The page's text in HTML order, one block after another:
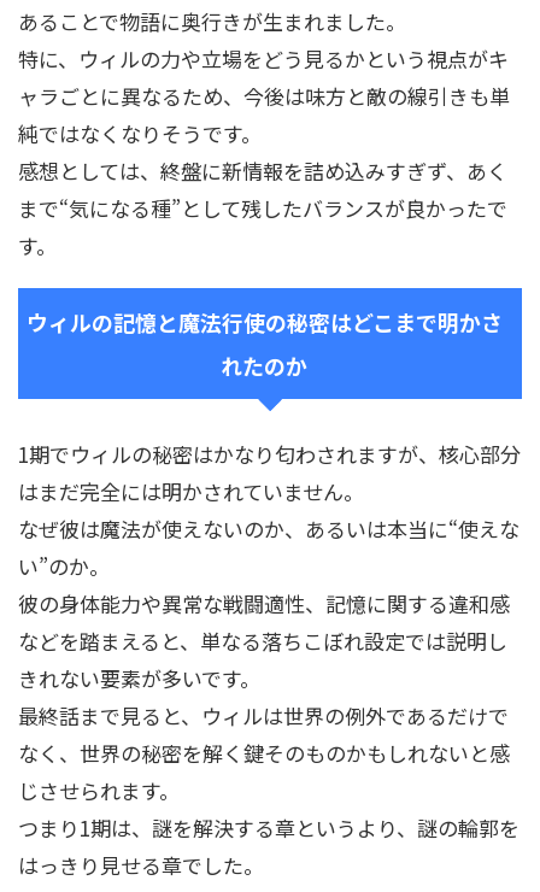
あることで物語に奥行きが生まれました。
特に、ウィルの力や立場をどう見るかという視点がキ
ャラごとに異なるため、今後は味方と敵の線引きも単
純ではなくなりそうです。
感想としては、終盤に新情報を詰め込みすぎず、あく
まで“気になる種”として残したバランスが良かったで
す。
ウィルの記憶と魔法行使の秘密はどこまで明かさ
れたのか
1期でウィルの秘密はかなり匂わされますが、核心部分
はまだ完全には明かされていません。
なぜ彼は魔法が使えないのか、あるいは本当に“使えな
い”のか。
彼の身体能力や異常な戦闘適性、記憶に関する違和感
などを踏まえると、単なる落ちこぼれ設定では説明し
きれない要素が多いです。
最終話まで見ると、ウィルは世界の例外であるだけで
なく、世界の秘密を解く鍵そのものかもしれないと感
じさせられます。
つまり1期は、謎を解決する章というより、謎の輪郭を
はっきり見せる章でした。